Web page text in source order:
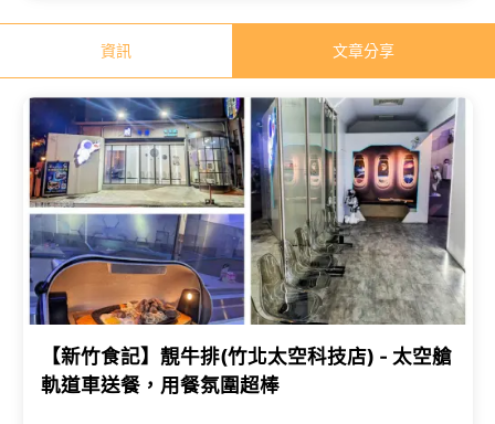
資訊 文章分享
【新竹食記】靚牛排(竹北太空科技店) - 太空艙
軌道車送餐，用餐氛圍超棒